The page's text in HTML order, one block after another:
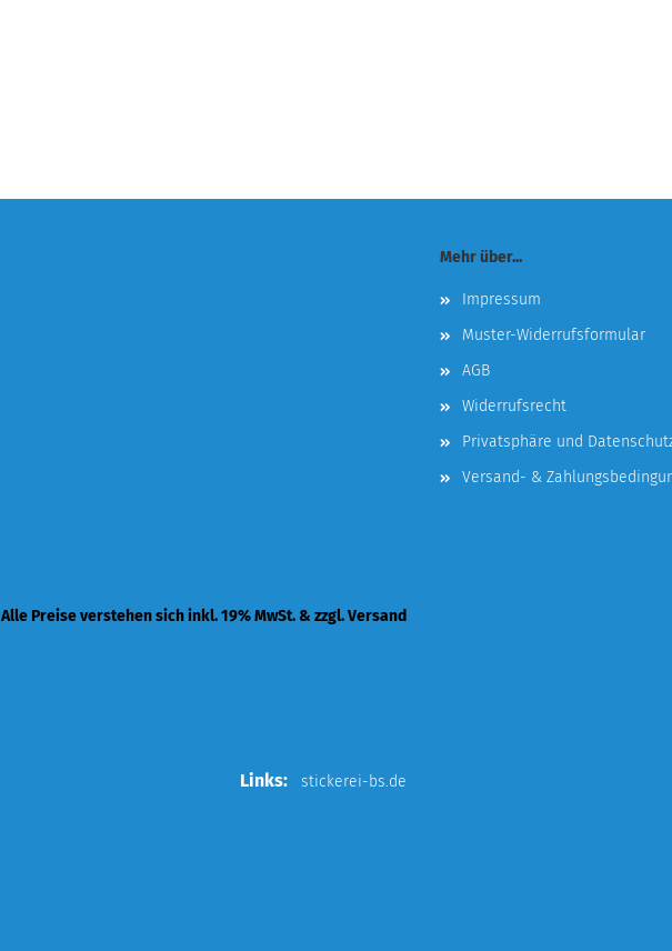
Mehr über...
Impressum
Muster-Widerrufsformular
AGB
Widerrufsrecht
Privatsphäre und
Versand- &
Alle Preise verstehen sich inkl. 19% MwSt. & zzgl. Versand
Links: stickerei-bs.de